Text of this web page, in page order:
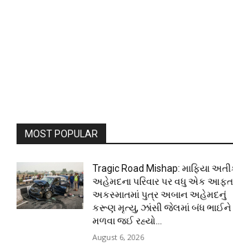
MOST POPULAR
Tragic Road Mishap: માફિયા
અહેમદના પરિવાર પર વધુ એક
અકસ્માતમાં પુત્ર અબાન અહેમદનું
કરૂણ મૃત્યુ, ઝાંસી જેલમાં બંધ ભાઈને
મળવા જઈ રહ્યો...
August 6, 2026